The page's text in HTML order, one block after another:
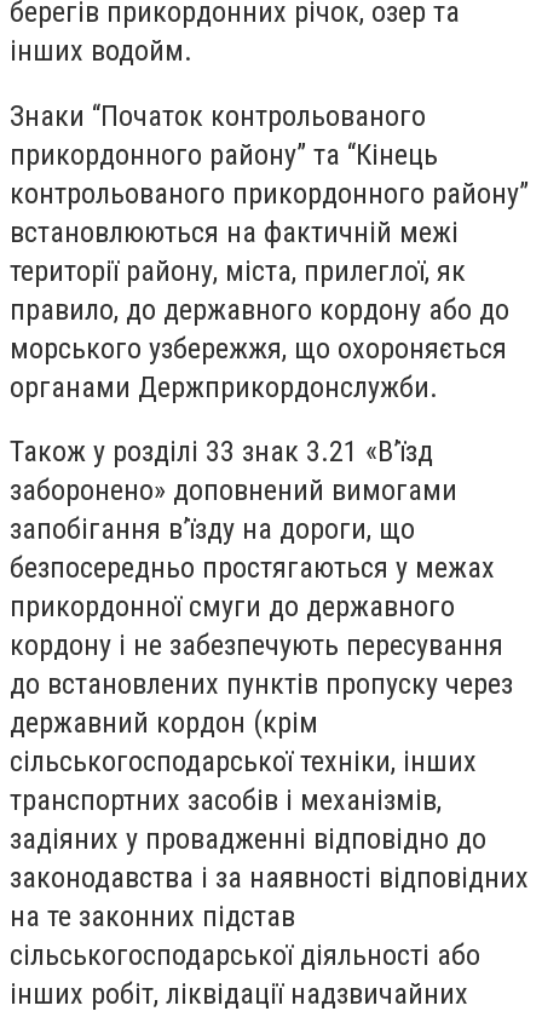
берегів прикордонних річок, озер та
інших водойм.
Знаки “Початок контрольованого
прикордонного району” та “Кінець
контрольованого прикордонного району”
встановлюються на фактичній межі
території району, міста, прилеглої, як
правило, до державного кордону або до
морського узбережжя, що охороняється
органами Держприкордонслужби.
Також у розділі 33 знак 3.21 «В’їзд
заборонено» доповнений вимогами
запобігання в’їзду на дороги, що
безпосередньо простягаються у межах
прикордонної смуги до державного
кордону і не забезпечують пересування
до встановлених пунктів пропуску через
державний кордон (крім
сільськогосподарської техніки, інших
транспортних засобів і механізмів,
задіяних у провадженні відповідно до
законодавства і за наявності відповідних
на те законних підстав
сільськогосподарської діяльності або
інших робіт, ліквідації надзвичайних